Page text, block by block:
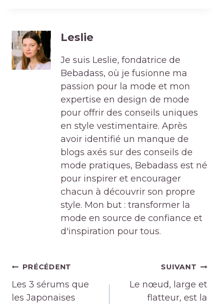
Leslie
Je suis Leslie, fondatrice de
Bebadass, où je fusionne ma
passion pour la mode et mon
expertise en design de mode
pour offrir des conseils uniques
en style vestimentaire. Après
avoir identifié un manque de
blogs axés sur des conseils de
mode pratiques, Bebadass est né
pour inspirer et encourager
chacun à découvrir son propre
style. Mon but : transformer la
mode en source de confiance et
d'inspiration pour tous.
Navigation
de
l’article
PRÉCÉDENT
Les 3 sérums que
les Japonaises
SUIVANT
Le nœud, large et
flatteur, est la